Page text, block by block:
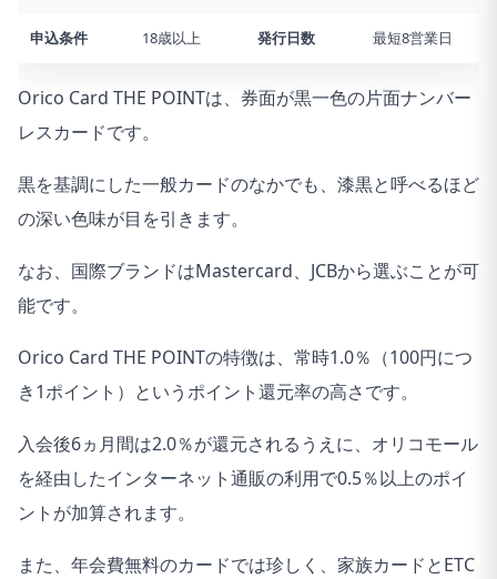
申込条件 18歳以上 発行日数 最短8営業日
Orico Card THE POINTは、券面が黒一色の片面ナンバー
レスカードです。
黒を基調にした一般カードのなかでも、漆黒と呼べるほど
の深い色味が目を引きます。
なお、国際ブランドはMastercard、JCBから選ぶことが可
能です。
Orico Card THE POINTの特徴は、常時1.0％（100円につ
き1ポイント）というポイント還元率の高さです。
入会後6ヵ月間は2.0％が還元されるうえに、オリコモール
を経由したインターネット通販の利用で0.5％以上のポイ
ントが加算されます。
また、年会費無料のカードでは珍しく、家族カードとETC